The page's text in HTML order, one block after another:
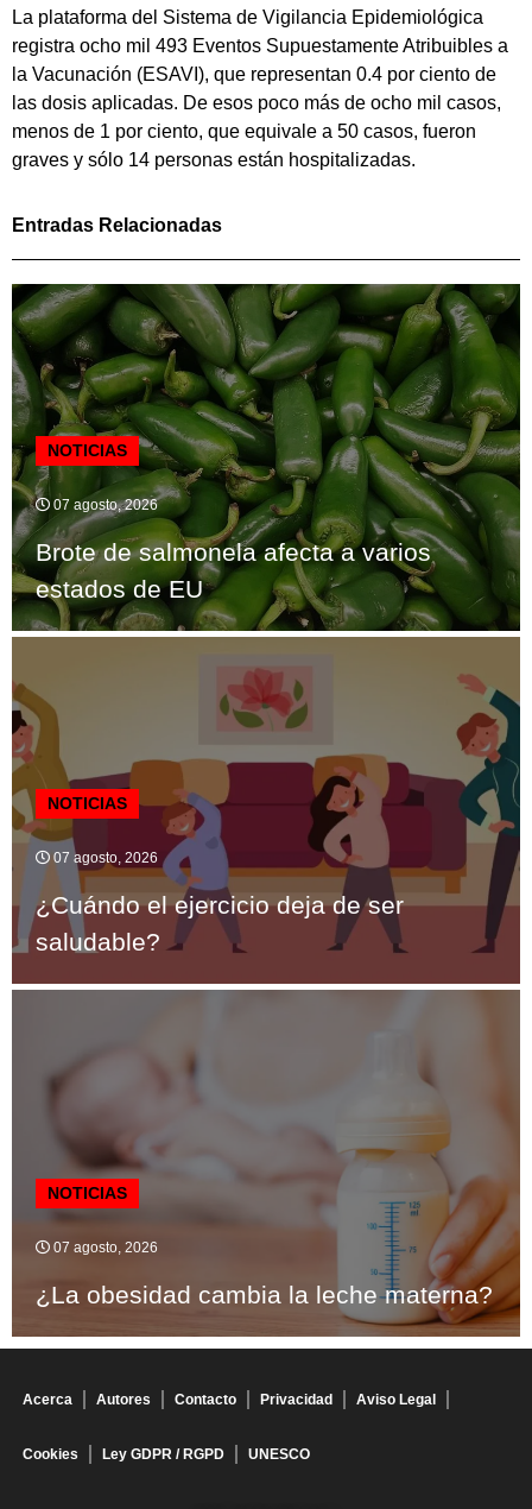
La plataforma del Sistema de Vigilancia Epidemiológica
registra ocho mil 493 Eventos Supuestamente Atribuibles a
la Vacunación (ESAVI), que representan 0.4 por ciento de
las dosis aplicadas. De esos poco más de ocho mil casos,
menos de 1 por ciento, que equivale a 50 casos, fueron
graves y sólo 14 personas están hospitalizadas.
Entradas Relacionadas
NOTICIAS
07 agosto, 2026
Brote de salmonela afecta a varios
estados de EU
NOTICIAS
07 agosto, 2026
¿Cuándo el ejercicio deja de ser
saludable?
NOTICIAS
07 agosto, 2026
¿La obesidad cambia la leche materna?
Acerca Autores Contacto Privacidad Aviso Legal
Cookies Ley GDPR / RGPD UNESCO